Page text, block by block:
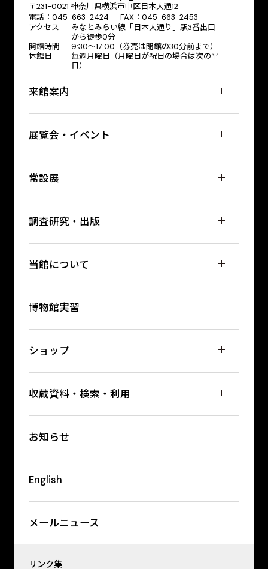
〒231-0021 神奈川県横浜市中区日本大通12
電話：045-663-2424 FAX：045-663-2453
アクセス
みなとみらい線「日本大通り」駅3番出口
から徒歩0分
開館時間
9:30～17:00（券売は閉館の30分前まで）
休館日
毎週月曜日（月曜日が祝日の場合は次の平
日）
来館案内
展覧会・イベント
常設展
調査研究・出版
当館について
博物館実習
ショップ
収蔵資料・検索・利用
お知らせ
English
メールニュース
リンク集